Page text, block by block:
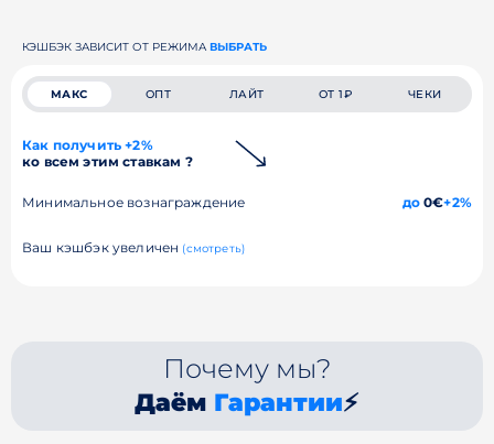
КЭШБЭК ЗАВИСИТ ОТ РЕЖИМА ВЫБРАТЬ
МАКС ОПТ ЛАЙТ ОТ 1₽ ЧЕКИ
Как получить +2%
ко всем этим ставкам ?
Минимальное вознаграждение до0€+2%
Ваш кэшбэк увеличен (смотреть)
Почему мы?
Даём Гарантии⚡